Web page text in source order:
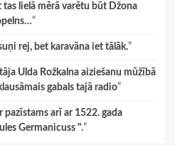
lielā mērā varētu būt Džona
”
rej, bet karavāna iet tālāk.”
Ulda Rožkalna aiziešanu mūžībā
gabals tajā radio”
arī ar 1522. gada
Germanicuss ".”